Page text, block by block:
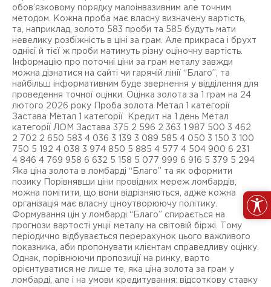
обов’язковому порядку малоінвазивним але точним
методом. Кожна проба має власну визначену вартість,
та, наприклад, золото 583 проби та 585 будуть мати
невелику розбіжність в ціні за грам. Але прикраса і брухт
однієї й тієї ж проби матимуть різну оціночну вартість.
Інформацію про поточні ціни за грам металу завжди
можна дізнатися на сайті чи гарячій лінії “Благо”, та
найбільш інформативним буде звернення у відділення для
проведення точної оцінки. Оцінка золота за 1 грам на 24
лютого 2026 року Проба золота Метал 1 категорії
Застава Метал 1 категорії Кредит на 1 день Метал
категорії ЛОМ Застава 375 2 596 2 363 1 987 500 3 462
2 702 2 650 583 4 036 3 139 3 089 585 4 050 3 150 3 100
750 5 192 4 038 3 974 850 5 885 4 577 4 504 900 6 231
4 846 4 769 958 6 632 5 158 5 077 999 6 916 5 379 5 294
Яка ціна золота в ломбарді “Благо” та як оформити
позику Порівнявши ціни провідних мереж ломбардів,
можна помітити, що вони відрізняються, адже кожна
організація має власну ціноутворюючу політику.
Формування цін у ломбарді “Благо” спирається на
прогнози вартості унції металу на світовій біржі. Тому
періодично відбувається перерахунок цього важливого
показника, аби пропонувати клієнтам справедливу оцінку.
Однак, порівнюючи пропозиції на ринку, варто
орієнтуватися не лише те, яка ціна золота за грам у
ломбарді, але і на умови кредитування: відсоткову ставку